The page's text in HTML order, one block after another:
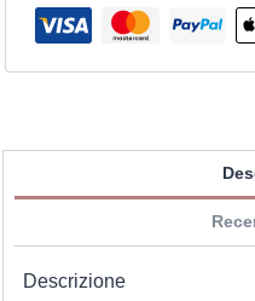
Descrizione